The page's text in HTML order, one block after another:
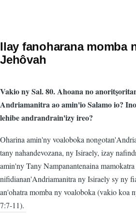
Ilay fanoharana momba
Jehôvah
Vakio ny Sal. 80. Ahoana no
Andriamanitra ao amin'io Salamo io?
lehibe andrandrain'izy ireo?
Oharina amin'ny voaloboka
tany nahandevozana, ny Isiraely, izay
amin'ny Tany Nampanantenaina
nifidianan'Andriamanitra ny Isiraely sy ny
an'ohatra momba ny voaloboka (vakio koa
7:7-11).